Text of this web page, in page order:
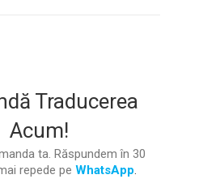
Traducerea
Acum!
ta. Răspundem în 30
repede pe WhatsApp.